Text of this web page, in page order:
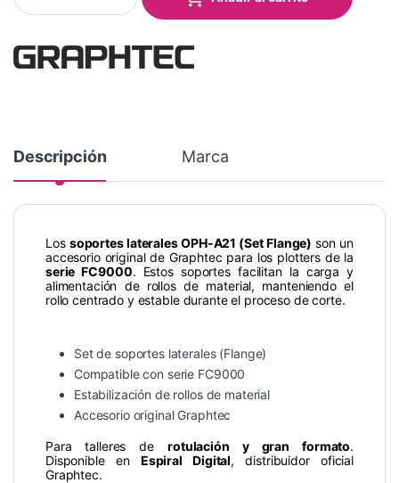
Descripción Marca
Los soportes laterales OPH-A21 (Set Flange) son un
accesorio original de Graphtec para los plotters de la
serie FC9000. Estos soportes facilitan la carga y
alimentación de rollos de material, manteniendo el
rollo centrado y estable durante el proceso de corte.
Set de soportes laterales (Flange)
Compatible con serie FC9000
Estabilización de rollos de material
Accesorio original Graphtec
Para talleres derotulación y gran formato.
Disponible en Espiral Digital, distribuidor oficial
Graphtec.